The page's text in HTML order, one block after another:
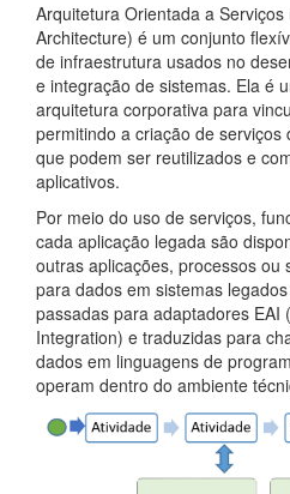
Arquitetura Orientada a
Architecture) é um conjunto
de infraestrutura usados no
e integração de sistemas. Ela é
arquitetura corporativa para
permitindo a criação de
que podem ser reutilizados e
aplicativos.
Por meio do uso de serviços,
cada aplicação legada são
outras aplicações, processos ou
para dados em sistemas
passadas para adaptadores EAI
Integration) e traduzidas para
dados em linguagens de
operam dentro do ambiente